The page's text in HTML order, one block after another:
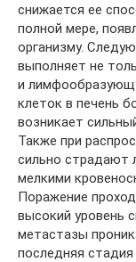
снижается ее
полной мере,
организму.
выполняет не
и
клеток в печень
возникает
Также при
сильно страдают
мелкими
Поражение
высокий уровень
метастазы
последняя стадия